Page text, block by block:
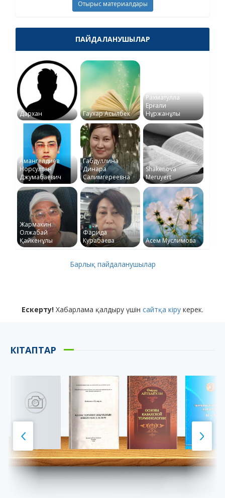
Отырыс материалдары
ПАЙДАЛАНУШЫЛАР
Дархан Гаухар Асылбек
Рахматулла
Ерғали
Нұржанұлы
Амангелдиев
Норсултан
Джумабаевич
Габдуллина
Динара
Салимгереевна
Shakenova
Meruyert
Жармакин
Олжабай
Қайкенұлы
Фарида
Курабаева
Асем Муслимова
Барлық пайдаланушылар
Ескерту! Хабарлама қалдыру үшін сайтқа кіру керек.
КІТАПТАР